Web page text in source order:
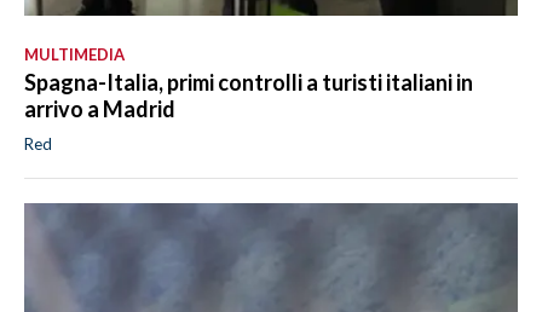
MULTIMEDIA
Spagna-Italia, primi controlli a turisti italiani in
arrivo a Madrid
Red